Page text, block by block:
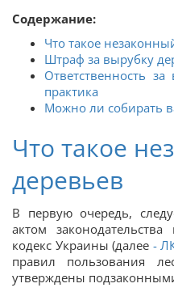
Содержание:
Что такое
Штраф за вырубку
Ответственность
практика
Можно ли собирать
Что такое
деревьев
В первую очередь,
актом
кодекс Украины (далее -
правил пользования
утверждены